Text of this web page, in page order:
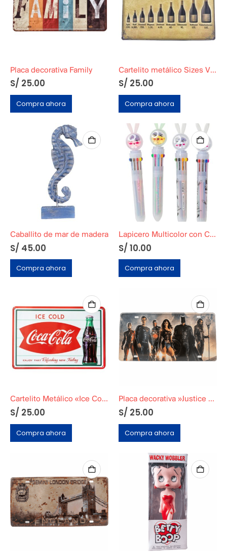
Placa decorativa Family
S/ 25.00
Compra ahora
Cartelito metálico Sizes Vintage
S/ 25.00
Compra ahora
Caballito de mar de madera
S/ 45.00
Compra ahora
Lapicero Multicolor con Cabeza de Conejo
S/ 10.00
Compra ahora
Cartelito Metálico «Ice Cold Coca Cola»
S/ 25.00
Compra ahora
Placa decorativa »Justice League»
S/ 25.00
Compra ahora